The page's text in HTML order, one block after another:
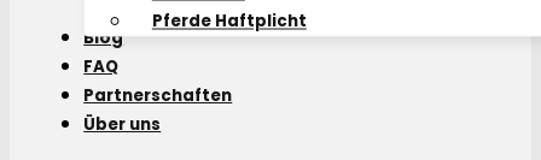
Pferde Haftplicht
Blog
FAQ
Partnerschaften
Über uns